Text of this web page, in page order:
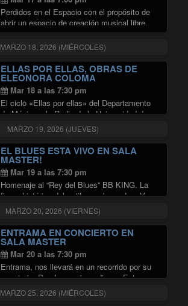
Perdidos en el Espacio con el propósito de
abrir un espacio de creación musical libre,
sin condicionamientos comerciales ni
dictados del mercado, ha invitado al
productor de escena independiente y
experimental Astrocaglia a realizar una …
Continuar leyendo"SAMUEL VIO + DARLA
MARZO 18, 2026 (MIÉRCOLES)
ELLAS POR ELLAS, OBRAS DE
ELEONORA COLOMA
Mar 18 a las 7:30 pm
El ciclo «Ellas por ellas» del Departamento
de Música y la Radio de la Universidad de
Chile continúa con un concierto de obras de
la profesora Eleonora Coloma. La
presentación incluye obras para cello solo,
…Continuar leyendo "ELLAS POR ELLAS, OBRAS
MARZO 19, 2026 (JUEVES)
EL BLUES ESTA VIVO EN SALA
MASTER!
Mar 19 a las 7:30 pm
Homenaje al “Rey del Blues” BB KING. La
figura histórica del estilo en el mundo. vVn a
escuchar sus grandes éxitos como “trhill is
gone”, “Everyday i have the blues” y muchos
más. En la …Continuar leyendo"EL BLUES ESTA
MARZO 20, 2026 (VIERNES)
ENTRAMA EN CONCIERTO EN
SALA MASTER
Mar 20 a las 7:30 pm
Entrama, nos llevará en un recorrido por su
repertorio. Desde su primer disco «Entrama»,
hasta la maravillosa madurez creativa de su
última producción «El fuego de la memoria».
MARZO 25, 2026 (MIÉRCOLES)